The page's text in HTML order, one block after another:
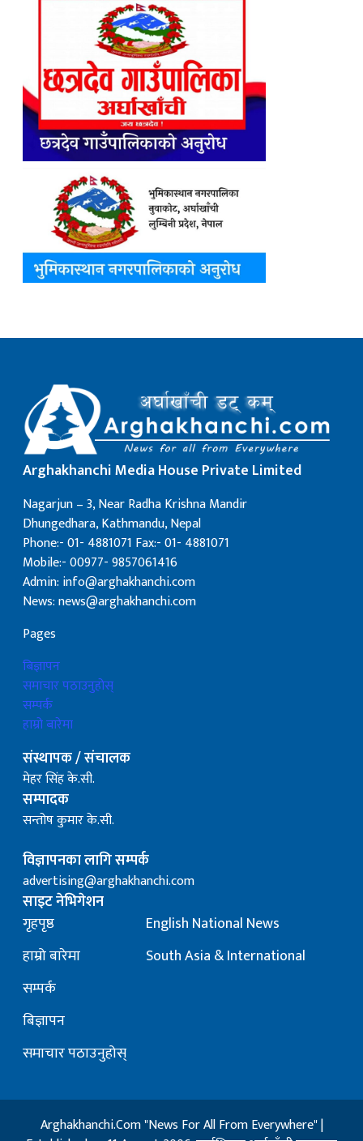
Arghakhanchi Media House Private Limited
Nagarjun – 3, Near Radha Krishna Mandir
Dhungedhara, Kathmandu, Nepal
Phone:- 01- 4881071 Fax:- 01- 4881071
Mobile:- 00977- 9857061416
Admin: info@arghakhanchi.com
News: news@arghakhanchi.com
Pages
बिज्ञापन
समाचार पठाउनुहोस्
सम्पर्क
हाम्रो बारेमा
संस्थापक / संचालक
मेहर सिंह के.सी.
सम्पादक
सन्तोष कुमार के.सी.
विज्ञापनका लागि सम्पर्क
advertising@arghakhanchi.com
साइट नेभिगेशन
गृहपृष्ठ
हाम्रो बारेमा
सम्पर्क
बिज्ञापन
समाचार पठाउनुहोस्
English National News
South Asia & International
Arghakhanchi.Com "News For All From Everywhere" |